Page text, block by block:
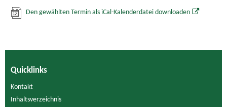
Den gewählten Termin als iCal-Kalenderdatei downloaden
Quicklinks
Kontakt
Inhaltsverzeichnis